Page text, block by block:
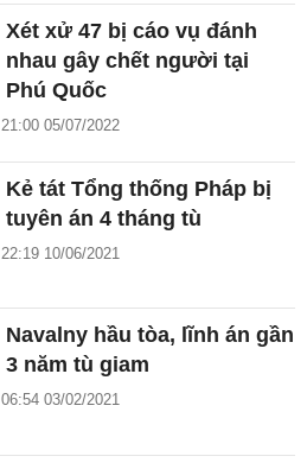
Xét xử 47 bị cáo vụ đánh
nhau gây chết người tại
Phú Quốc
21:00 05/07/2022
Kẻ tát Tổng thống Pháp bị
tuyên án 4 tháng tù
22:19 10/06/2021
Navalny hầu tòa, lĩnh án gần
3 năm tù giam
06:54 03/02/2021